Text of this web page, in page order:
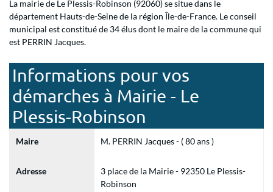
La mairie de Le Plessis-Robinson (92060) se situe dans le
département Hauts-de-Seine de la région Île-de-France. Le conseil
municipal est constitué de 34 élus dont le maire de la commune qui
est PERRIN Jacques.
Informations pour vos
démarches à Mairie - Le
Plessis-Robinson
Maire M. PERRIN Jacques - ( 80 ans )
Adresse
3 place de la Mairie - 92350 Le Plessis-
Robinson